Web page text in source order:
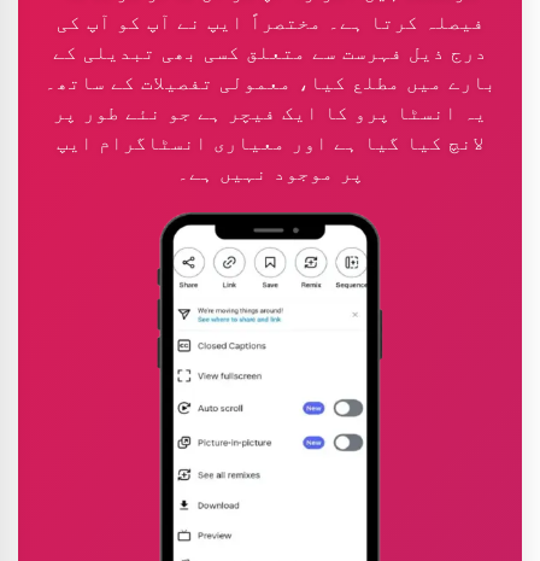
فیصلہ کرتا ہے۔ مختصراً ایپ نے آپ کو آپ کی
درج ذیل فہرست سے متعلق کسی بھی تبدیلی کے
بارے میں مطلع کیا، معمولی تفصیلات کے ساتھ۔
یہ انسٹا پرو کا ایک فیچر ہے جو نئے طور پر
لانچ کیا گیا ہے اور معیاری انسٹاگرام ایپ
پر موجود نہیں ہے۔